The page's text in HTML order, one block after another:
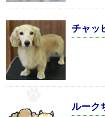
チャッ
ルーク